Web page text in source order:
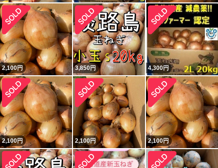
2,100円 3,850円 4,300円
2,100円 2,100円 2,100円